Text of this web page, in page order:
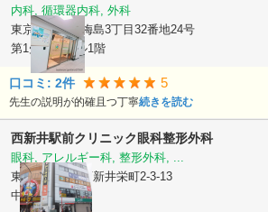
内科, 循環器内科, 外科
東京都足立区
梅島3丁目32番地24号
第1矢野新ビル1階
口コミ: 2件 5
先生の説明が的確且つ丁寧続きを読む
西新井駅前クリニック眼科整形外科
眼科, アレルギー科, 整形外科, ...
東京都足立区西新井栄町2-3-13
中里ビル2F